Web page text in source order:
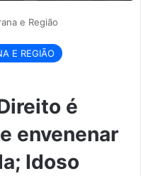
e Região
E REGIÃO
é
envenenar
Idoso